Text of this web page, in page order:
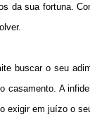
da sua fortuna.
buscar o seu
A
exigir em juízo o